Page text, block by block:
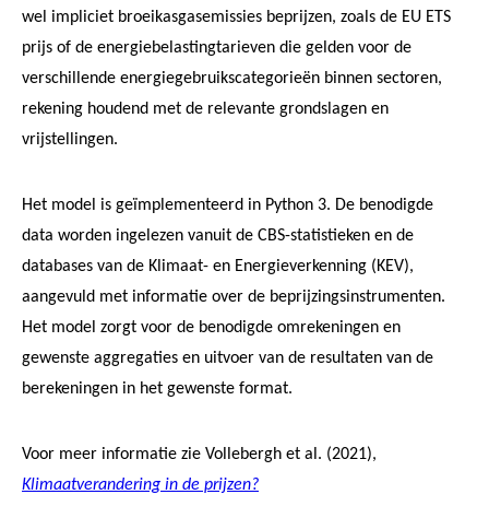
wel impliciet broeikasgasemissies beprijzen, zoals de EU ETS
prijs of de energiebelastingtarieven die gelden voor de
verschillende energiegebruikscategorieën binnen sectoren,
rekening houdend met de relevante grondslagen en
vrijstellingen.
Het model is geïmplementeerd in Python 3. De benodigde
data worden ingelezen vanuit de CBS-statistieken en de
databases van de Klimaat- en Energieverkenning (KEV),
aangevuld met informatie over de beprijzingsinstrumenten.
Het model zorgt voor de benodigde omrekeningen en
gewenste aggregaties en uitvoer van de resultaten van de
berekeningen in het gewenste format.
Voor meer informatie zie Vollebergh et al. (2021),
Klimaatverandering in de prijzen?